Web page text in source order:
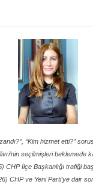
“Kim hizmet etti?”
seçilmişleri beklemede
CHP İlçe Başkanlığı trafiği
CHP ve Yeni Parti’ye dair